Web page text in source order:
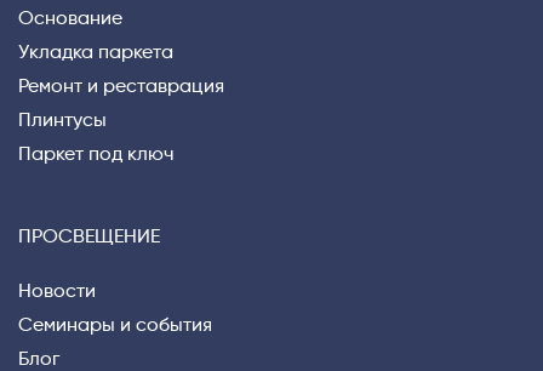
Основание
Укладка паркета
Ремонт и реставрация
Плинтусы
Паркет под ключ
ПРОСВЕЩЕНИЕ
Новости
Семинары и события
Блог